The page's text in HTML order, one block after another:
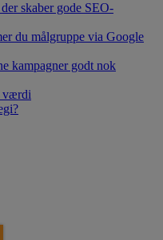
skaber gode SEO-
du målgruppe via Google
kampagner godt nok
værdi